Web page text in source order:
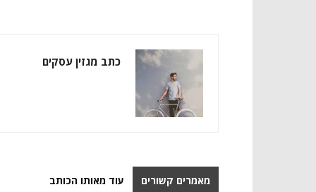
כתב מגזין עסקים
מאמרים קשורים עוד מאותו הכותב